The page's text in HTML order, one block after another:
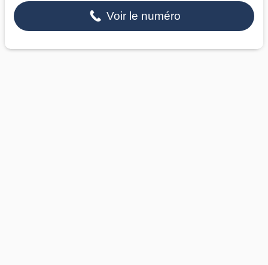
Voir le numéro